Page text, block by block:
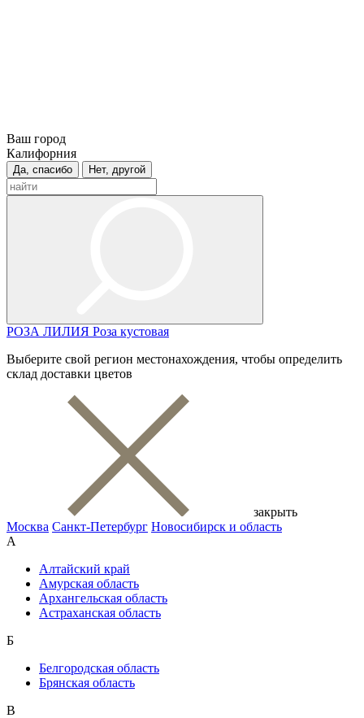
Ваш город
Калифорния
Да, спасибо Нет, другой
РОЗА ЛИЛИЯ Роза кустовая
Выберите свой регион местонахождения, чтобы определить
склад доставки цветов
закрыть
Москва Санкт-Петербург Новосибирск и область
А
Алтайский край
Амурская область
Архангельская область
Астраханская область
Б
Белгородская область
Брянская область
В